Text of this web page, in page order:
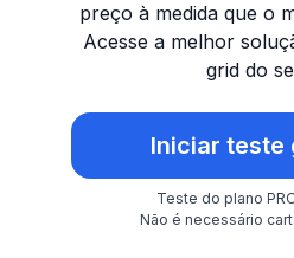
preço à medida que o
Acesse a melhor
grid do
Iniciar teste
Teste do plano
Não é necessário